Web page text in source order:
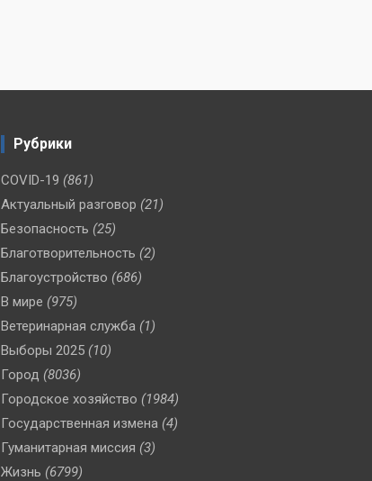
Рубрики
COVID-19 (861)
Актуальный разговор (21)
Безопасность (25)
Благотворительность (2)
Благоустройство (686)
В мире (975)
Ветеринарная служба (1)
Выборы 2025 (10)
Город (8036)
Городское хозяйство (1984)
Государственная измена (4)
Гуманитарная миссия (3)
Жизнь (6799)